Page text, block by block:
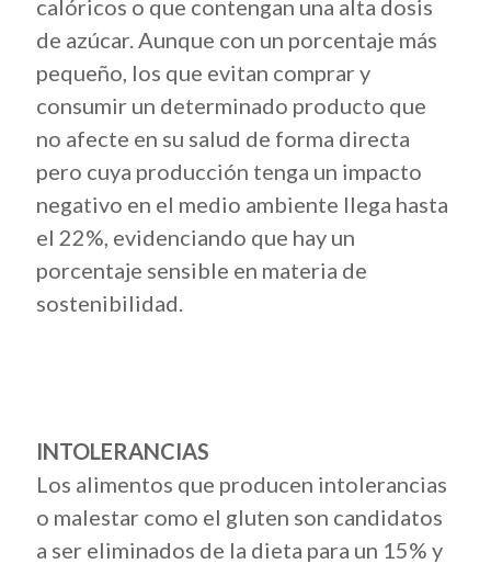
calóricos o que contengan una alta dosis
de azúcar. Aunque con un porcentaje más
pequeño, los que evitan comprar y
consumir un determinado producto que
no afecte en su salud de forma directa
pero cuya producción tenga un impacto
negativo en el medio ambiente llega hasta
el 22%, evidenciando que hay un
porcentaje sensible en materia de
sostenibilidad.
INTOLERANCIAS
Los alimentos que producen intolerancias
o malestar como el gluten son candidatos
a ser eliminados de la dieta para un 15% y